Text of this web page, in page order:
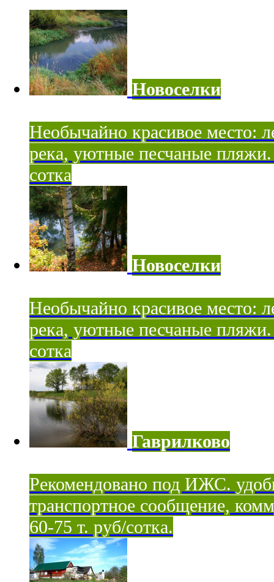
Новоселки
Необычайно красивое место:
река, уютные песчаные
сотка
Новоселки
Необычайно красивое место:
река, уютные песчаные
сотка
Гаврилково
Рекомендовано под ИЖС.
транспортное сообщение,
60-75 т. руб/сотка.